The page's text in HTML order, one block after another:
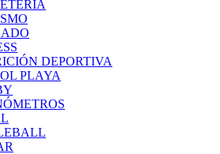
DEPORTIVA
PLAYA